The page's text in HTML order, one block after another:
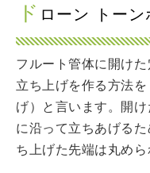
ド ローン トーン
フルート管体に開け
立ち上げを作る方法
げ）と言います。開
に沿って立ちあげる
ち上げた先端は丸めら